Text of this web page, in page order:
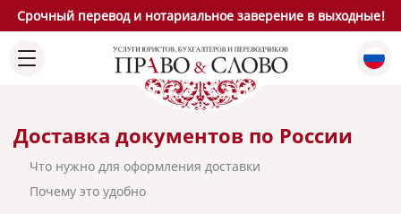
Срочный перевод и нотариальное заверение в выходные!
Доставка документов по России
Что нужно для оформления доставки
Почему это удобно